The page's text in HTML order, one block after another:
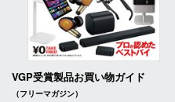
VGP受賞製品お買い物ガイド
（フリーマガジン）